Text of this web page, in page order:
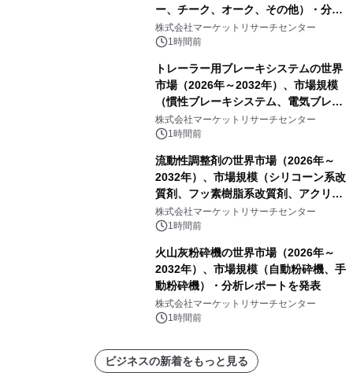
ー、チーク、オーク、その他）・分析
レポートを発表
株式会社マーケットリサーチセンター
1時間前
トレーラー用ブレーキシステムの世界
市場（2026年～2032年）、市場規模
（慣性ブレーキシステム、電気ブレー
キシステム、その他）・分析レポート
を発表
株式会社マーケットリサーチセンター
1時間前
流動性調整剤の世界市場（2026年～
2032年）、市場規模（シリコーン系改
質剤、フッ素樹脂系改質剤、アクリル
系改質剤、ポリウレタン系改質剤、ワ
ックス系改質剤）・分析レポートを発
株式会社マーケットリサーチセンター
1時間前
火山灰粉砕機の世界市場（2026年～
2032年）、市場規模（自動粉砕機、手
動粉砕機）・分析レポートを発表
株式会社マーケットリサーチセンター
1時間前
ビジネスの新着をもっと見る